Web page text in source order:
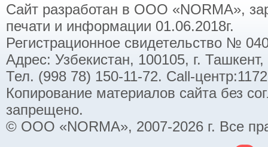
Сайт разработан в ООО «NORMA»,
печати и информации 01.06.2018г.
Регистрационное свидетельство №
Адрес: Узбекистан, 100105, г.
Тел. (998 78) 150-11-72. Call-
Копирование материалов сайта без
запрещено.
© ООО «NORMA», 2007-2026 г. Все